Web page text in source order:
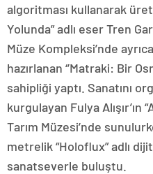
algoritması kullanarak
Yolunda” adlı eser Tren
Müze Kompleksi’nde
hazırlanan ‘’Matraki: Bir
sahipliği yaptı. Sanatını
kurgulayan Fulya Alışır’ın
Tarım Müzesi’nde
metrelik “Holoflux” adlı
sanatseverle buluştu.